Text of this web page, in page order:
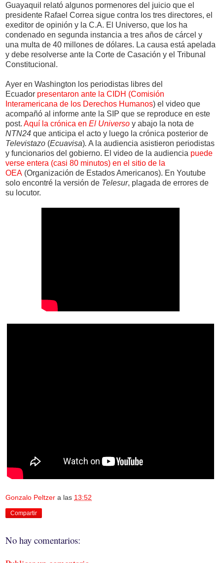
Guayaquil relató algunos pormenores del juicio que el
presidente Rafael Correa sigue contra los tres directores, el
exeditor de opinión y la C.A. El Universo, que los ha
condenado en segunda instancia a tres años de cárcel y
una multa de 40 millones de dólares. La causa está apelada
y debe resolverse ante la Corte de Casación y el Tribunal
Constitucional.
Ayer en Washington los periodistas libres del
Ecuador presentaron ante la CIDH (Comisión
Interamericana de los Derechos Humanos) el video que
acompañó al informe ante la SIP que se reproduce en este
post. Aquí la crónica en El Universo y abajo la nota de
NTN24 que anticipa el acto y luego la crónica posterior de
Televistazo (Ecuavisa). A la audiencia asistieron periodistas
y funcionarios del gobierno. El video de la audiencia puede
verse entera (casi 80 minutos) en el sitio de la
OEA (Organización de Estados Americanos). En Youtube
solo encontré la versión de Telesur, plagada de errores de
su locutor.
Gonzalo Peltzer a las 13:52
Compartir
No hay comentarios: